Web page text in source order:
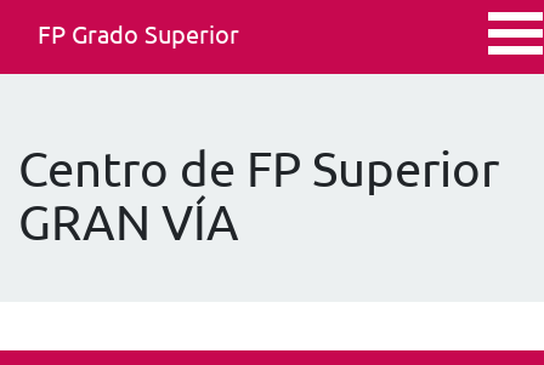
FP Grado Superior
Centro de FP Superior
GRAN VÍA